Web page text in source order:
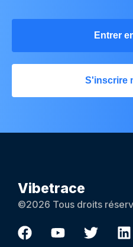
Entrer
S'inscrire
Vibetrace
©2026 Tous droits